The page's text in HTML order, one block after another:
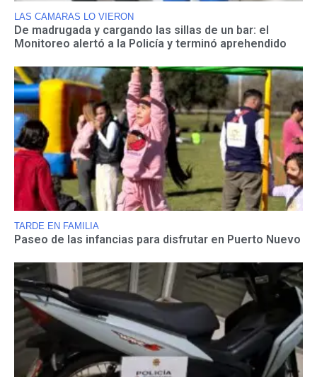
LAS CAMARAS LO VIERON
De madrugada y cargando las sillas de un bar: el
Monitoreo alertó a la Policía y terminó aprehendido
TARDE EN FAMILIA
Paseo de las infancias para disfrutar en Puerto Nuevo